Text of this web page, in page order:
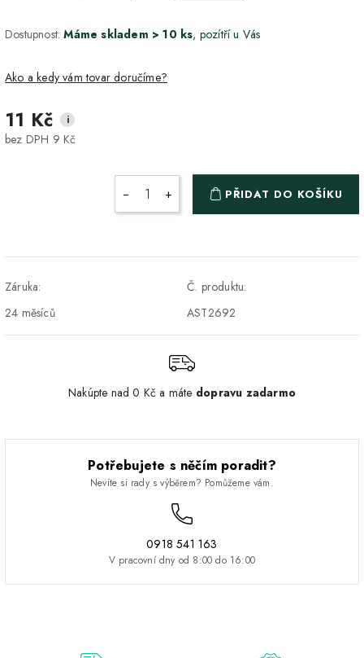
Dostupnost:Máme skladem > 10 ks, pozítří u Vás
Ako a kedy vám tovar doručíme?
DPD Home - doručenie
na adresu
DPD - Odberné miesto
1-2 pracovné dni
11 Kč i
bez DPH 9 Kč
− + PŘIDAT DO KOŠÍKU
Záruka:
24 měsíců
Č. produktu:
AST2692
Nakúpte nad 0 Kč a máte dopravu zadarmo
Potřebujete s něčím poradit?
Nevíte si rady s výběrem? Pomůžeme vám.
0918 541 163
V pracovní dny od 8:00 do 16:00